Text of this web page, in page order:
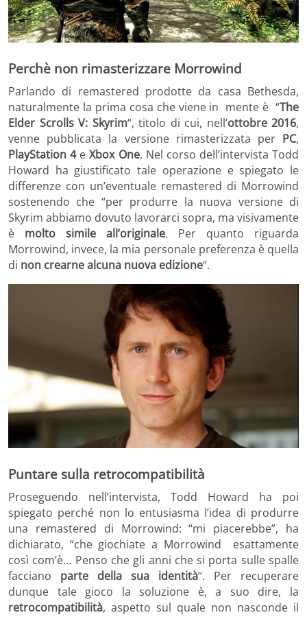
Perchè non rimasterizzare Morrowind
Parlando di remastered prodotte da casa Bethesda,
naturalmente la prima cosa che viene in mente è “The
Elder Scrolls V: Skyrim“, titolo di cui, nell’ottobre 2016,
venne pubblicata la versione rimasterizzata per PC,
PlayStation 4eXbox One. Nel corso dell’intervista Todd
Howard ha giustificato tale operazione e spiegato le
differenze con un’eventuale remastered di Morrowind
sostenendo che “per produrre la nuova versione di
Skyrim abbiamo dovuto lavorarci sopra, ma visivamente
è molto simile all’originale. Per quanto riguarda
Morrowind, invece, la mia personale preferenza è quella
di non crearne alcuna nuova edizione“.
Puntare sulla retrocompatibilità
Proseguendo nell’intervista, Todd Howard ha poi
spiegato perché non lo entusiasma l’idea di produrre
una remastered di Morrowind: “mi piacerebbe”, ha
dichiarato, “che giochiate a Morrowind esattamente
così com’è… Penso che gli anni che si porta sulle spalle
facciano parte della sua identità“. Per recuperare
dunque tale gioco la soluzione è, a suo dire, la
retrocompatibilità, aspetto sul quale non nasconde il